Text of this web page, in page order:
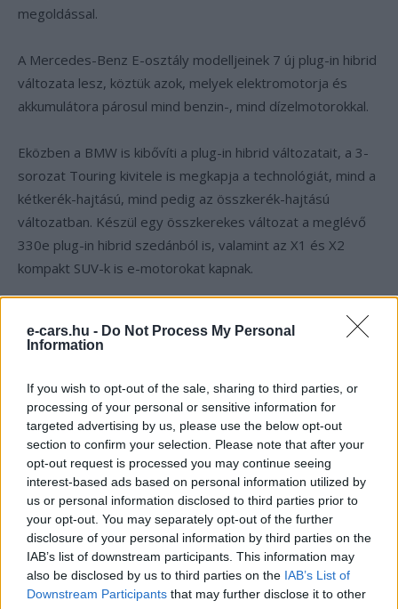
e-cars.hu - Do Not Process My Personal
Information
If you wish to opt-out of the sale, sharing to third parties, or
processing of your personal or sensitive information for
targeted advertising by us, please use the below opt-out
section to confirm your selection. Please note that after your
opt-out request is processed you may continue seeing
interest-based ads based on personal information utilized by
us or personal information disclosed to third parties prior to
your opt-out. You may separately opt-out of the further
disclosure of your personal information by third parties on the
IAB’s list of downstream participants. This information may
also be disclosed by us to third parties on the IAB’s List of
Downstream Participants that may further disclose it to other
megoldással.
A Mercedes-Benz E-osztály modelljeinek 7 új plug-in hibrid
változata lesz, köztük azok, melyek elektromotorja és
akkumulátora párosul mind benzin-, mind dízelmotorokkal.
Eközben a BMW is kibővíti a plug-in hibrid változatait, a 3-
sorozat Touring kivitele is megkapja a technológiát, mind a
kétkerék-hajtású, mind pedig az összkerék-hajtású
változatban. Készül egy összkerekes változat a meglévő
330e plug-in hibrid szedánból is, valamint az X1 és X2
kompakt SUV-k is e-motorokat kapnak.
Az Egyesült Államokban a BMW 2020-as 3-sorozatú plug-in
hibrid modelljei akkumulátorának mérete a 7,2 kWh-ásról
elektromos hajtással megtehető hatótávot, ami így
nagyjából 40 kilométer körül alakul majd.
Kövesd az e-cars.hu-t a Facebookon is, további
tartalmakért!
›
CÍMKÉK BMW Elektromos autó
Mercedes-Benz
Plug-in Hybrid